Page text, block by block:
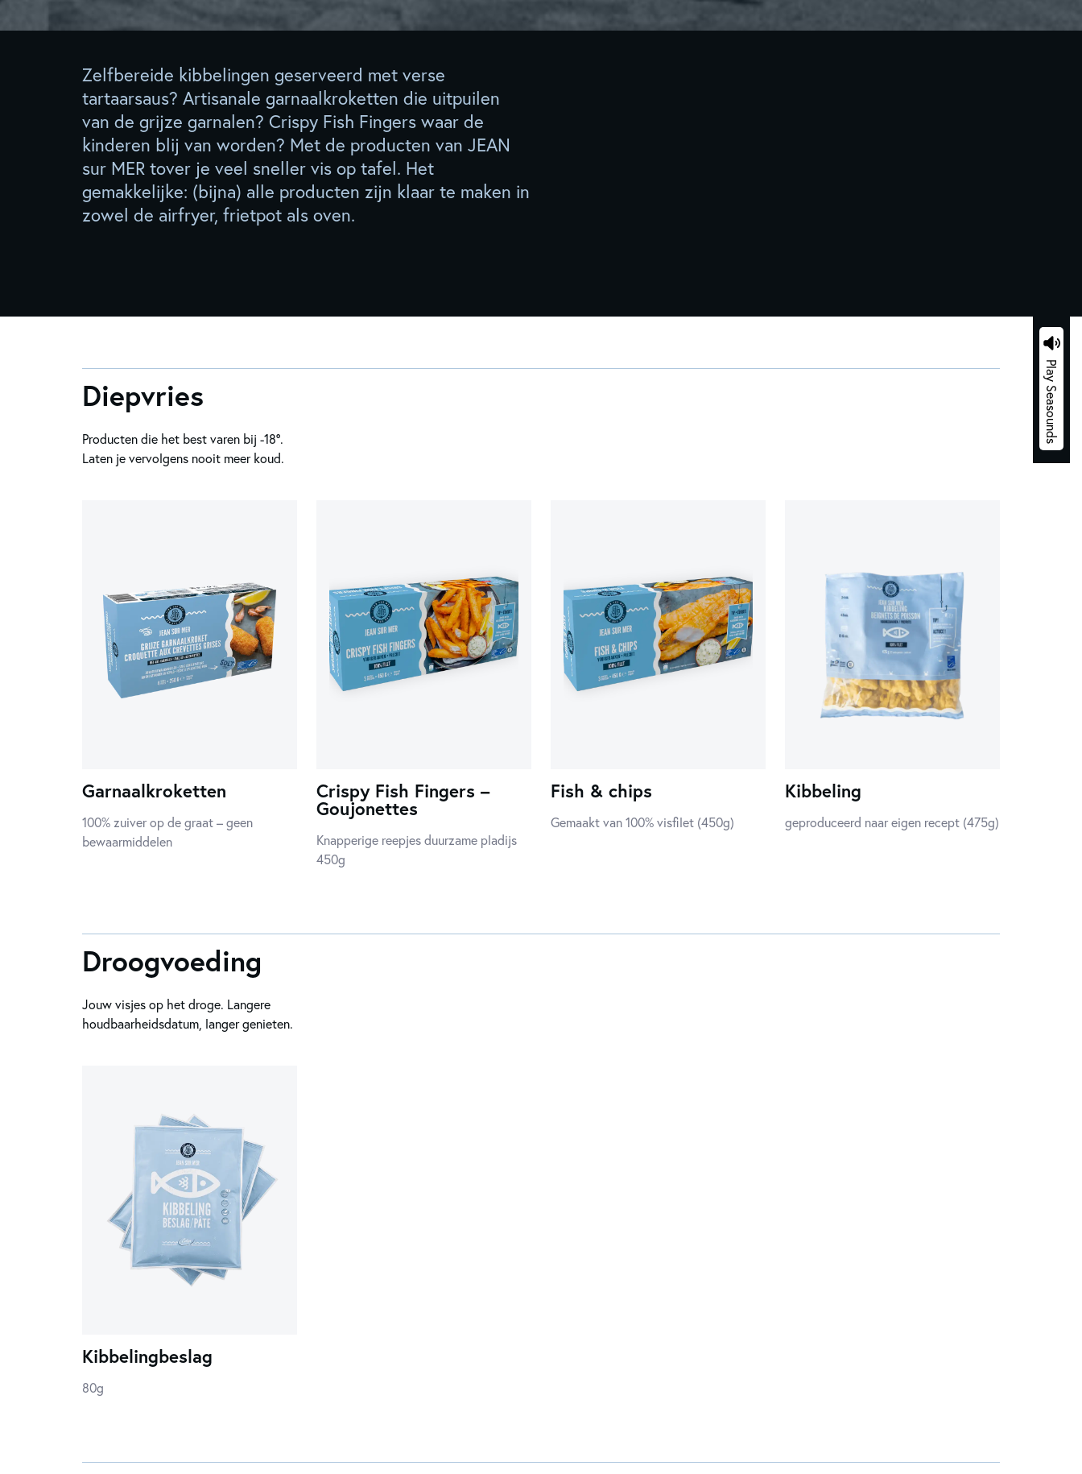
Zelfbereide kibbelingen geserveerd met verse
tartaarsaus? Artisanale garnaalkroketten die uitpuilen
van de grijze garnalen? Crispy Fish Fingers waar de
kinderen blij van worden? Met de producten van JEAN
sur MER tover je veel sneller vis op tafel. Het
gemakkelijke: (bijna) alle producten zijn klaar te maken in
zowel de airfryer, frietpot als oven.
Diepvries
Producten die het best varen bij -18°.
Laten je vervolgens nooit meer koud.
Garnaalkroketten
100% zuiver op de graat – geen
bewaarmiddelen
Crispy Fish Fingers –
Goujonettes
Knapperige reepjes duurzame pladijs
450g
Fish & chips
Gemaakt van 100% visfilet (450g)
Kibbeling
geproduceerd naar eigen recept (475g)
Droogvoeding
Jouw visjes op het droge. Langere
houdbaarheidsdatum, langer genieten.
Kibbelingbeslag
80g
Play Seasounds